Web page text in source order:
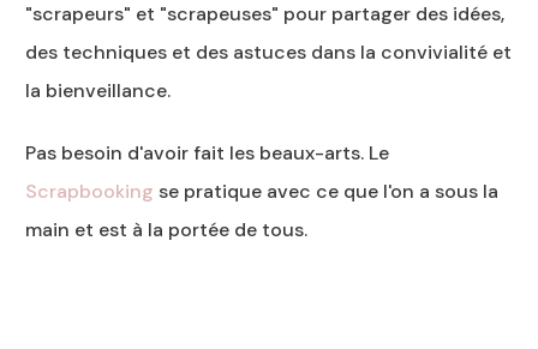
"scrapeurs" et "scrapeuses" pour partager des idées,
des techniques et des astuces dans la convivialité et
la bienveillance.
Pas besoin d'avoir fait les beaux-arts. Le
Scrapbooking se pratique avec ce que l'on a sous la
main et est à la portée de tous.